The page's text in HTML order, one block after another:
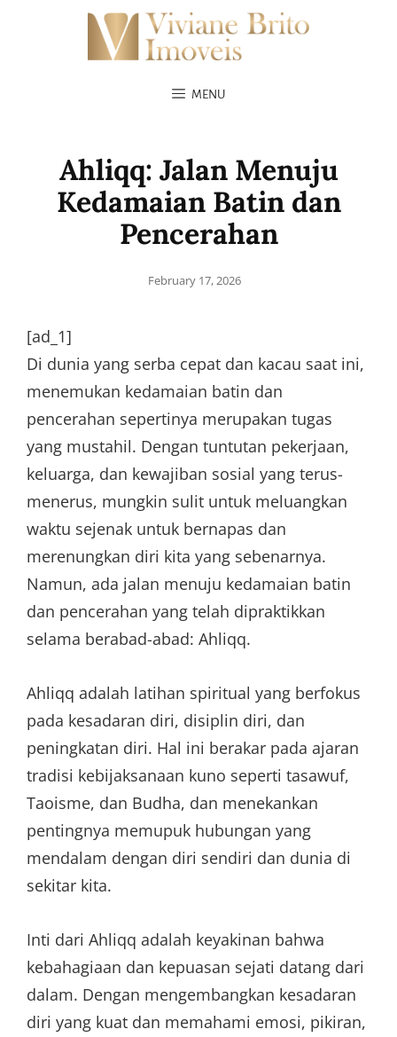
MENU
Ahliqq: Jalan Menuju
Kedamaian Batin dan
Pencerahan
Posted
February 17, 2026
[ad_1]
Di dunia yang serba cepat dan kacau saat ini,
menemukan kedamaian batin dan
pencerahan sepertinya merupakan tugas
yang mustahil. Dengan tuntutan pekerjaan,
keluarga, dan kewajiban sosial yang terus-
menerus, mungkin sulit untuk meluangkan
waktu sejenak untuk bernapas dan
merenungkan diri kita yang sebenarnya.
Namun, ada jalan menuju kedamaian batin
dan pencerahan yang telah dipraktikkan
selama berabad-abad: Ahliqq.
Ahliqq adalah latihan spiritual yang berfokus
pada kesadaran diri, disiplin diri, dan
peningkatan diri. Hal ini berakar pada ajaran
tradisi kebijaksanaan kuno seperti tasawuf,
Taoisme, dan Budha, dan menekankan
pentingnya memupuk hubungan yang
mendalam dengan diri sendiri dan dunia di
sekitar kita.
Inti dari Ahliqq adalah keyakinan bahwa
kebahagiaan dan kepuasan sejati datang dari
dalam. Dengan mengembangkan kesadaran
diri yang kuat dan memahami emosi, pikiran,